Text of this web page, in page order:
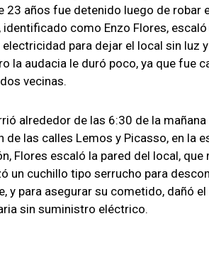
23 años fue detenido luego de robar
identificado como Enzo Flores,
para dejar el local sin luz
la audacia le duró poco, ya que fue
vecinas.
alrededor de las 6:30 de la
de las calles Lemos y Picasso, en la
Flores escaló la pared del local,
un cuchillo tipo serrucho para
y para asegurar su cometido, dañó
sin suministro eléctrico.